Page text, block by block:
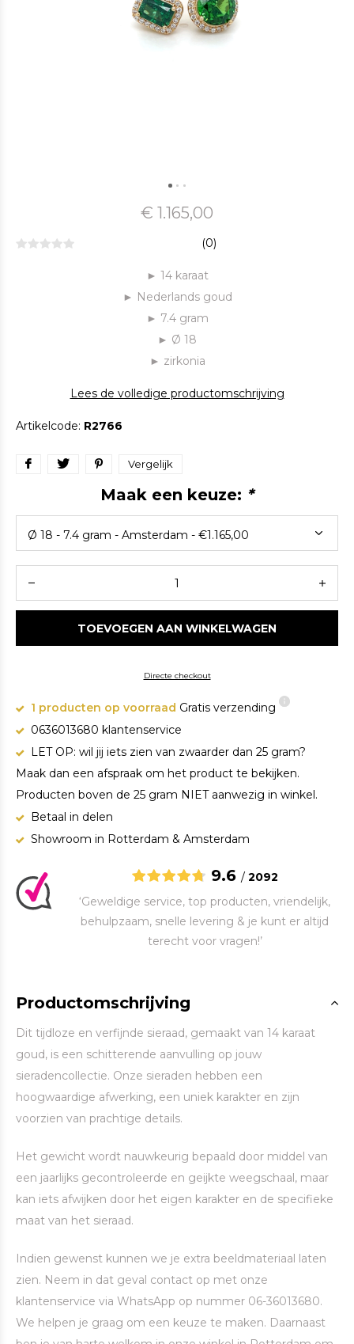
€ 1.165,00
(0)
► 14 karaat
► Nederlands goud
► 7.4 gram
► Ø 18
► zirkonia
Lees de volledige productomschrijving
Artikelcode: R2766
Vergelijk
Maak een keuze: *
TOEVOEGEN AAN WINKELWAGEN
Directe checkout
1 producten op voorraad Gratis verzending
0636013680 klantenservice
LET OP: wil jij iets zien van zwaarder dan 25 gram?
Maak dan een afspraak om het product te bekijken.
Producten boven de 25 gram NIET aanwezig in winkel.
Betaal in delen
Showroom in Rotterdam & Amsterdam
9.6 / 2092
‘Geweldige service, top producten, vriendelijk,
behulpzaam, snelle levering & je kunt er altijd
terecht voor vragen!’
Productomschrijving
Dit tijdloze en verfijnde sieraad, gemaakt van 14 karaat
goud, is een schitterende aanvulling op jouw
sieradencollectie. Onze sieraden hebben een
hoogwaardige afwerking, een uniek karakter en zijn
voorzien van prachtige details.
Het gewicht wordt nauwkeurig bepaald door middel van
een jaarlijks gecontroleerde en geijkte weegschaal, maar
kan iets afwijken door het eigen karakter en de specifieke
maat van het sieraad.
Indien gewenst kunnen we je extra beeldmateriaal laten
zien. Neem in dat geval contact op met onze
klantenservice via WhatsApp op nummer 06-36013680.
We helpen je graag om een keuze te maken. Daarnaast